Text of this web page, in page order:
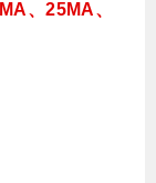
、25MA、